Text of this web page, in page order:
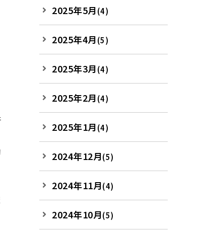
2025年5月(4)
2025年4月(5)
2025年3月(4)
2025年2月(4)
2025年1月(4)
2024年12月(5)
2024年11月(4)
2024年10月(5)